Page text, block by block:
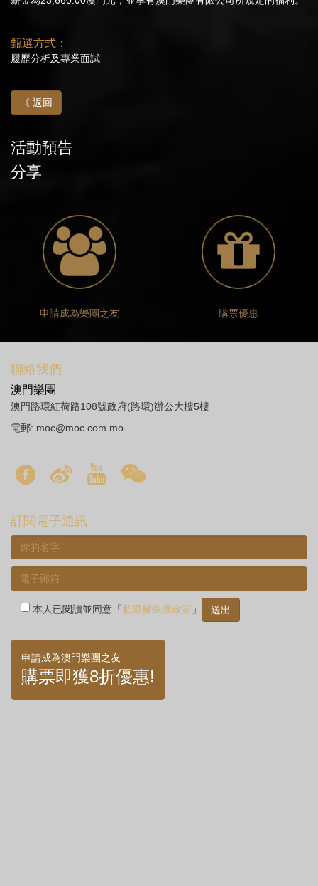
甄選方式：
履歷分析及專業面試
《 返回
活動預告
分享
申請成為樂團之友 購票優惠
聯絡我們
澳門樂團
澳門路環紅荷路108號政府(路環)辦公大樓5樓
電郵: moc@moc.com.mo
訂閱電子通訊
本人已閱讀並同意「私隱權保護政策 」
申請成為澳門樂團之友
購票即獲8折優惠!